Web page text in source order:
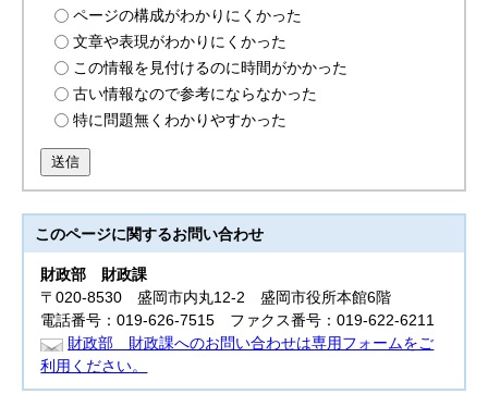
ページの構成がわかりにくかった
文章や表現がわかりにくかった
この情報を見付けるのに時間がかかった
古い情報なので参考にならなかった
特に問題無くわかりやすかった
送信
このページに関するお問い合わせ
財政部 財政課
〒020-8530 盛岡市内丸12-2 盛岡市役所本館6階
電話番号：019-626-7515 ファクス番号：019-622-6211
財政部 財政課へのお問い合わせは専用フォームをご
利用ください。